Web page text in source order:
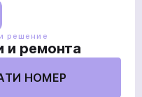
решение
и ремонта
НОМЕР